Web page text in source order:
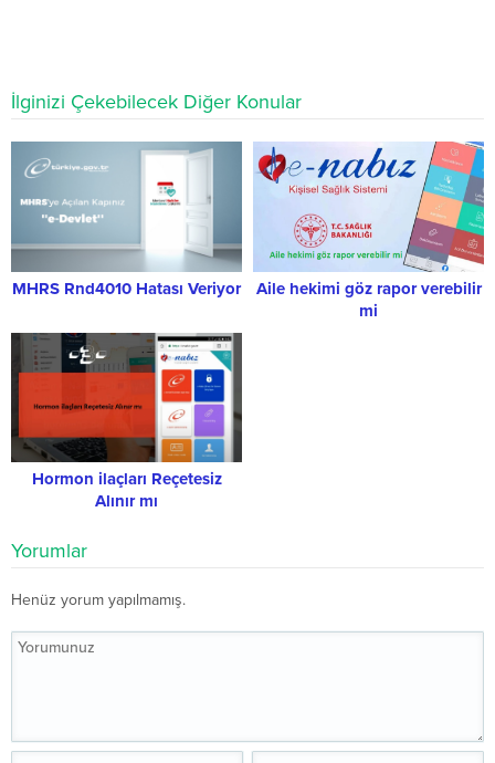
İlginizi Çekebilecek Diğer Konular
MHRS Rnd4010 Hatası Veriyor
Aile hekimi göz rapor verebilir
mi
Hormon ilaçları Reçetesiz
Alınır mı
Yorumlar
Henüz yorum yapılmamış.